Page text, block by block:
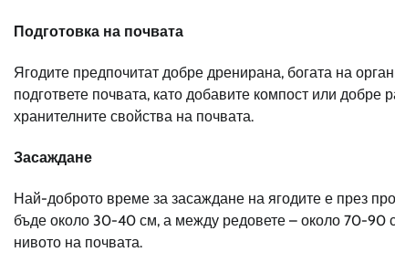
Подготовка на почвата
Ягодите предпочитат добре дренирана, богата на
подгответе почвата, като добавите компост или
хранителните свойства на почвата.
Засаждане
Най-доброто време за засаждане на ягодите е през
бъде около 30-40 см, а между редовете – около 70-90
нивото на почвата.